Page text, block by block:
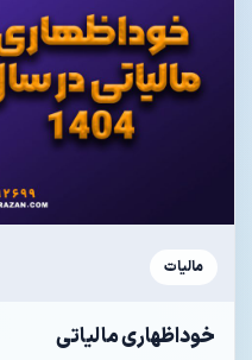
مالیات
خوداظهاری مالیاتی